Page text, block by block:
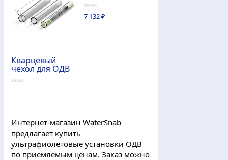
Кварцевый
чехол для ОДВ
0
из
7 132₽
Интернет-магазин WaterSnab
предлагает купить
ультрафиолетовые установки ОДВ
по приемлемым ценам. Заказ можно